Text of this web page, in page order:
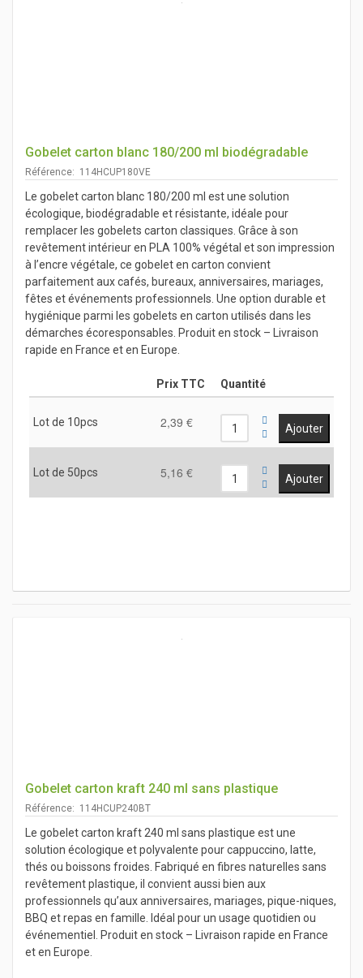
Gobelet carton blanc 180/200 ml biodégradable
Référence: 114HCUP180VE
Le gobelet carton blanc 180/200 ml est une solution
écologique, biodégradable et résistante, idéale pour
remplacer les gobelets carton classiques. Grâce à son
revêtement intérieur en PLA 100% végétal et son impression
à l’encre végétale, ce gobelet en carton convient
parfaitement aux cafés, bureaux, anniversaires, mariages,
fêtes et événements professionnels. Une option durable et
hygiénique parmi les gobelets en carton utilisés dans les
démarches écoresponsables. Produit en stock – Livraison
rapide en France et en Europe.
Prix TTC Quantité
Lot de 10pcs 2,39 €
Lot de 50pcs 5,16 €
Gobelet carton kraft 240 ml sans plastique
Référence: 114HCUP240BT
Le gobelet carton kraft 240 ml sans plastique est une
solution écologique et polyvalente pour cappuccino, latte,
thés ou boissons froides. Fabriqué en fibres naturelles sans
revêtement plastique, il convient aussi bien aux
professionnels qu’aux anniversaires, mariages, pique-niques,
BBQ et repas en famille. Idéal pour un usage quotidien ou
événementiel. Produit en stock – Livraison rapide en France
et en Europe.